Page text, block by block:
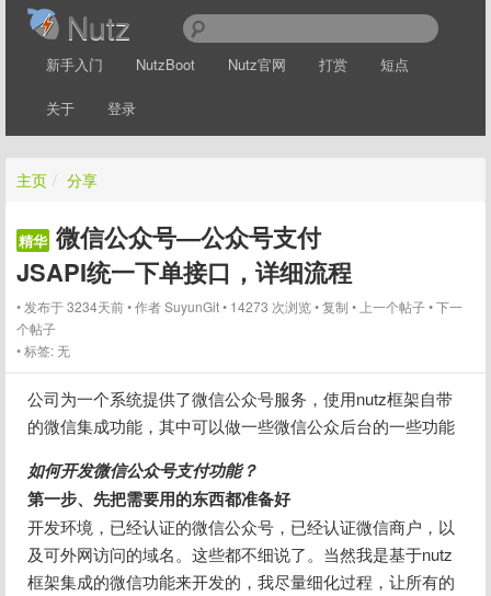
Nutz
新手入门 NutzBoot Nutz官网 打赏 短点
关于 登录
主页 / 分享
精华 微信公众号—公众号支付
JSAPI统一下单接口，详细流程
发布于 3234天前 作者SuyunGit 14273 次浏览 复制 上一个帖子 下一
个帖子
标签:无
公司为一个系统提供了微信公众号服务，使用nutz框架自带
的微信集成功能，其中可以做一些微信公众后台的一些功能
如何开发微信公众号支付功能？
第一步、先把需要用的东西都准备好
开发环境，已经认证的微信公众号，已经认证微信商户，以
及可外网访问的域名。这些都不细说了。当然我是基于nutz
框架集成的微信功能来开发的，我尽量细化过程，让所有的